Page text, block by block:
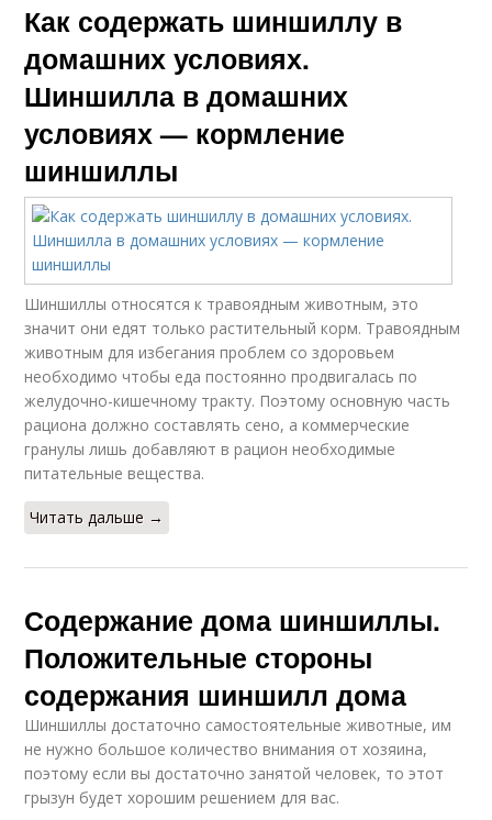
Как содержать шиншиллу в
домашних условиях.
Шиншилла в домашних
условиях — кормление
шиншиллы
Шиншиллы относятся к травоядным животным, это
значит они едят только растительный корм. Травоядным
животным для избегания проблем со здоровьем
необходимо чтобы еда постоянно продвигалась по
желудочно-кишечному тракту. Поэтому основную часть
рациона должно составлять сено, а коммерческие
гранулы лишь добавляют в рацион необходимые
питательные вещества.
Читать дальше →
Содержание дома шиншиллы.
Положительные стороны
содержания шиншилл дома
Шиншиллы достаточно самостоятельные животные, им
не нужно большое количество внимания от хозяина,
поэтому если вы достаточно занятой человек, то этот
грызун будет хорошим решением для вас.